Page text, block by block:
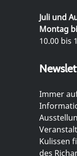
Juli und
Montag
10.00 bis
Immer
Kulissen
des